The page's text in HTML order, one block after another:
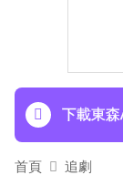
下載東森
首頁 追劇